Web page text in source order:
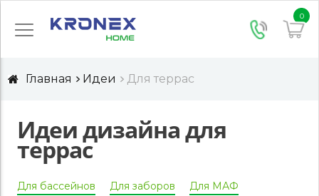
0
Главная Идеи Для террас
Идеи дизайна для
террас
Для бассейнов Для заборов
Для МАФ